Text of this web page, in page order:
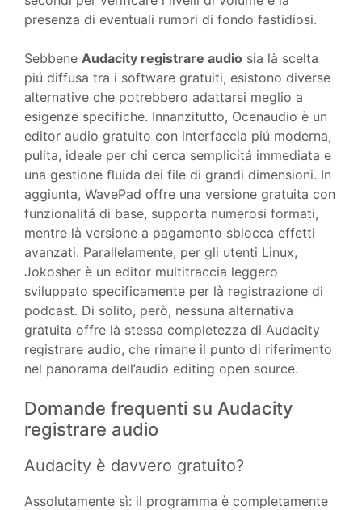
presenza di eventuali rumori di fondo fastidiosi.
Sebbene Audacity registrare audio sia là scelta
piú diffusa tra i software gratuiti, esistono diverse
alternative che potrebbero adattarsi meglio a
esigenze specifiche. Innanzitutto, Ocenaudio è un
editor audio gratuito con interfaccia piú moderna,
pulita, ideale per chi cerca semplicitá immediata e
una gestione fluida dei file di grandi dimensioni. In
aggiunta, WavePad offre una versione gratuita con
funzionalitá di base, supporta numerosi formati,
mentre là versione a pagamento sblocca effetti
avanzati. Parallelamente, per gli utenti Linux,
Jokosher è un editor multitraccia leggero
sviluppato specificamente per là registrazione di
podcast. Di solito, però, nessuna alternativa
gratuita offre là stessa completezza di Audacity
registrare audio, che rimane il punto di riferimento
nel panorama dell’audio editing open source.
Domande frequenti su Audacity
registrare audio
Audacity è davvero gratuito?
Assolutamente sì: il programma è completamente